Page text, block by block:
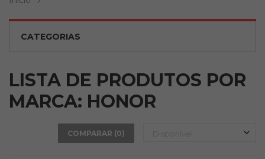
CATEGORIAS
LISTA DE PRODUTOS POR
MARCA: HONOR
COMPARAR (0)